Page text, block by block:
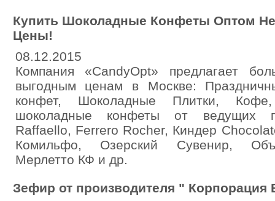
Купить Шоколадные Конфеты Оптом
Цены!
08.12.2015
Компания «CandyOpt» предлагает
выгодным ценам в Москве:
конфет, Шоколадные Плитки,
шоколадные конфеты от ведущих
Raffaello, Ferrero Rocher, Киндер
Комильфо, Озерский Сувенир,
Мерлетто КФ и др.
Зефир от производителя " Корпорация